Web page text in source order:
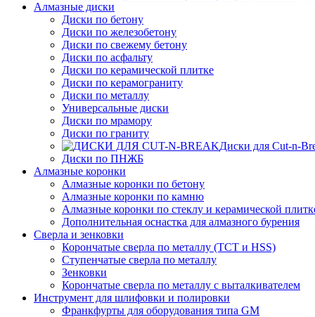
Алмазные диски
Диски по бетону
Диски по железобетону
Диски по свежему бетону
Диски по асфальту
Диски по керамической плитке
Диски по керамограниту
Диски по металлу
Универсальные диски
Диски по мрамору
Диски по граниту
Диски для Cut-n-
Диски по ПНЖБ
Алмазные коронки
Алмазные коронки по бетону
Алмазные коронки по камню
Алмазные коронки по стеклу и керамической
Дополнительная оснастка для алмазного бурения
Сверла и зенковки
Корончатые сверла по металлу (TCT и HSS)
Ступенчатые сверла по металлу
Зенковки
Корончатые сверла по металлу c выталкивателем
Инструмент для шлифовки и полировки
Франкфурты для оборудования типа GM